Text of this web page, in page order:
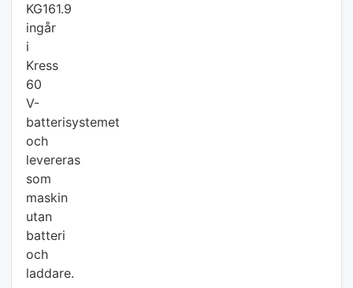
KG161.9
ingår
i
Kress
60
V-
batterisystemet
och
levereras
som
maskin
utan
batteri
och
laddare.